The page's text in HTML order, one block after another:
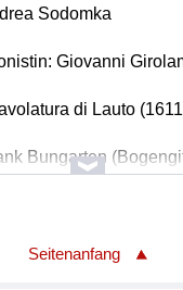
Sodomka
Giovanni
di Lauto
Bungarten
Giovanni
Seitenanfang